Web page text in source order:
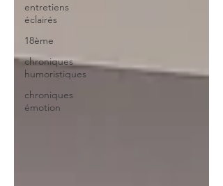
entretiens
éclairés
18ème
chroniques
humoristiques
chroniques
émotion